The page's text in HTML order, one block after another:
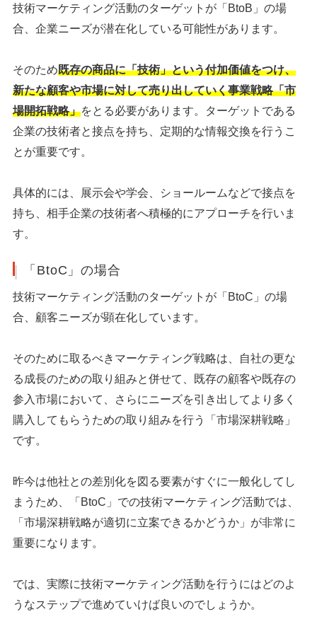
技術マーケティング活動のターゲットが「BtoB」の場
合、企業ニーズが潜在化している可能性があります。
そのため既存の商品に「技術」という付加価値をつけ、
新たな顧客や市場に対して売り出していく事業戦略「市
場開拓戦略」をとる必要があります。ターゲットである
企業の技術者と接点を持ち、定期的な情報交換を行うこ
とが重要です。
具体的には、展示会や学会、ショールームなどで接点を
持ち、相手企業の技術者へ積極的にアプローチを行いま
す。
「BtoC」の場合
技術マーケティング活動のターゲットが「BtoC」の場
合、顧客ニーズが顕在化しています。
そのために取るべきマーケティング戦略は、自社の更な
る成長のための取り組みと併せて、既存の顧客や既存の
参入市場において、
さらにニーズを引き出してより多く
購入してもらうための取り組みを行う「市場深耕戦略」
です。
昨今は他社との差別化を図る要素がすぐに一般化してし
まうため、「BtoC」での技術マーケティング活動では、
「市場深耕戦略が適切に立案できるかどうか」が非常に
重要になります。
では、実際に技術マーケティング活動を行うにはどのよ
うなステップで進めていけば良いのでしょうか。